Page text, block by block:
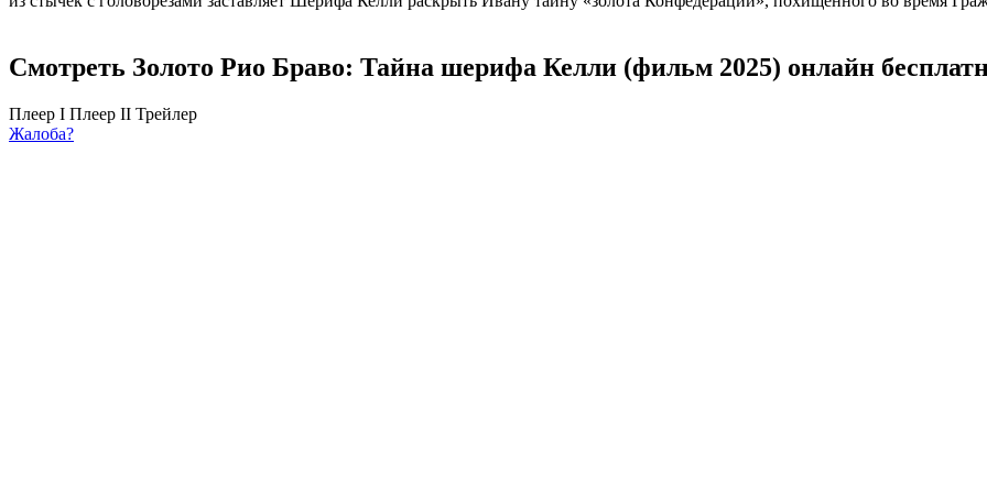
Смотреть Золото Рио Браво: Тайна шерифа Келли (фильм 2025) онлайн
Плеер I Плеер II Трейлер
Жалоба?